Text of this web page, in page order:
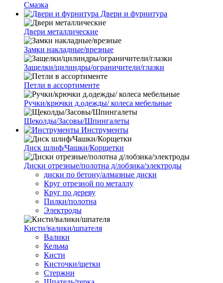
Смазка
Двери и фурнитура
Двери металлические
Замки накладные/врезные
Защелки/цилиндры/ограничители/глазки
Петли в ассортименте
Ручки/крючки д.одежды/ колеса мебельные
Щеколды/Засовы/Шпингалеты
Инструменты
Диск шлиф/Чашки/Корщетки
Диски отрезные/полотна д/лобзика/электроды
диски по бетону/алмазные диски
Круг отрезной по металлу
Круг по дереву
Пилки/полотна
Электроды
Кисти/валики/шпателя
Валики
Кельма
Кисти
Кисточки/щетки
Стержни